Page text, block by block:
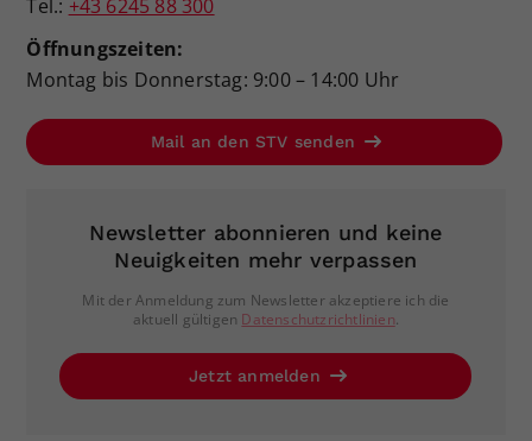
Tel.: +43 6245 88 300
Öffnungszeiten:
Montag bis Donnerstag: 9:00 – 14:00 Uhr
Mail an den STV senden
Newsletter abonnieren und keine
Neuigkeiten mehr verpassen
Mit der Anmeldung zum Newsletter akzeptiere ich die
aktuell gültigen Datenschutzrichtlinien.
Jetzt anmelden